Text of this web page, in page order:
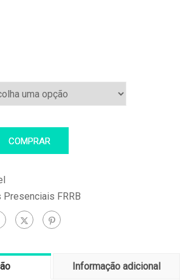
COMPRAR
Presenciais FRRB
Informação adicional